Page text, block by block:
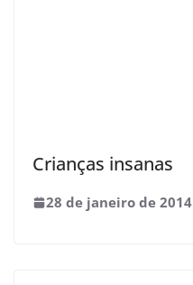
Crianças insanas
28 de janeiro de 2014